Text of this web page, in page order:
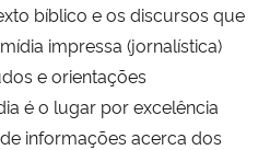
bíblico e os discursos que
impressa (jornalística)
e orientações
é o lugar por excelência
informações acerca dos